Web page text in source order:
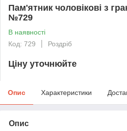
Пам'ятник чоловікові з
№729
В наявності
Код: 729
Роздріб
Ціну уточнюйте
Опис Характеристики
Опис